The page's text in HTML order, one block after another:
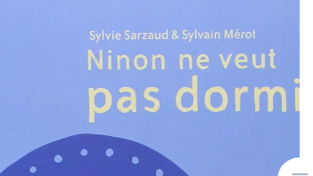
confiance en eux, exprimer leurs
émotions, développer leur
optimisme, … Le livre que je vous
présente regroupe 11 de ces
histoires qui dépassent donc le
simple objectif de